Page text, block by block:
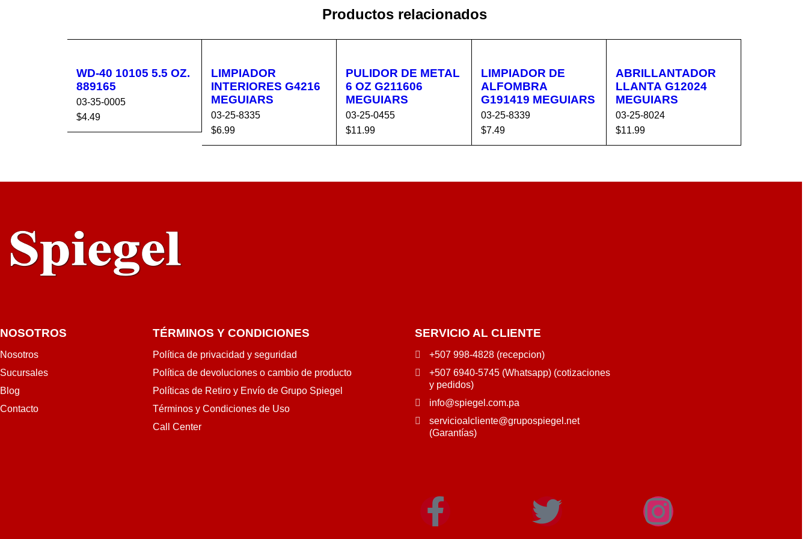
Productos relacionados
WD-40 10105 5.5 OZ.
889165
03-35-0005
$4.49
AÑADIR AL CA
VISTA
LIMPIADOR
INTERIORES G4216
MEGUIARS
03-25-8335
$6.99
AÑADIR AL CA
VISTA
PULIDOR DE METAL
6 OZ G211606
MEGUIARS
03-25-0455
$11.99
AÑADIR AL CA
VISTA
LIMPIADOR DE
ALFOMBRA
G191419 MEGUIARS
03-25-8339
$7.49
AÑADIR AL CA
VISTA
ABRILLANTADOR
LLANTA G12024
MEGUIARS
03-25-8024
$11.99
AÑADIR AL CA
VISTA
NOSOTROS
Nosotros
Sucursales
Blog
Contacto
TÉRMINOS Y CONDICIONES
Política de privacidad y seguridad
Política de devoluciones o cambio de producto
Políticas de Retiro y Envío de Grupo Spiegel
Términos y Condiciones de Uso
Call Center
SERVICIO AL CLIENTE
+507 998-4828 (recepcion)
+507 6940-5745 (Whatsapp) (cotizaciones
y pedidos)
info@spiegel.com.pa
servicioalcliente@grupospiegel.net
(Garantías)